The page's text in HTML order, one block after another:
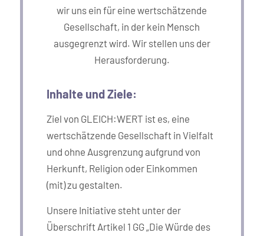
wir uns ein für eine wertschätzende
Gesellschaft, in der kein Mensch
ausgegrenzt wird. Wir stellen uns der
Herausforderung.
Inhalte und Ziele:
Ziel von GLEICH:WERT ist es, eine
wertschätzende Gesellschaft in Vielfalt
und ohne Ausgrenzung aufgrund von
Herkunft, Religion oder Einkommen
(mit) zu gestalten.
Unsere Initiative steht unter der
Überschrift Artikel 1 GG „Die Würde des